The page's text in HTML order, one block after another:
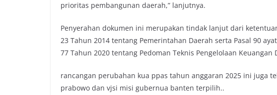
prioritas pembangunan daerah,” lanjutnya.
Penyerahan dokumen ini merupakan tindak lanjut dari
23 Tahun 2014 tentang Pemerintahan Daerah serta Pasal 90
77 Tahun 2020 tentang Pedoman Teknis Pengelolaan Keuangan
rancangan perubahan kua ppas tahun anggaran 2025 ini juga
prabowo dan vjsi misi gubernua banten terpilih..